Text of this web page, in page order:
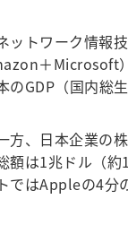
ットワーク情報
＋Microsoft
のGDP（国内総
方、日本企業の
額は1兆ドル（約
ではAppleの4分